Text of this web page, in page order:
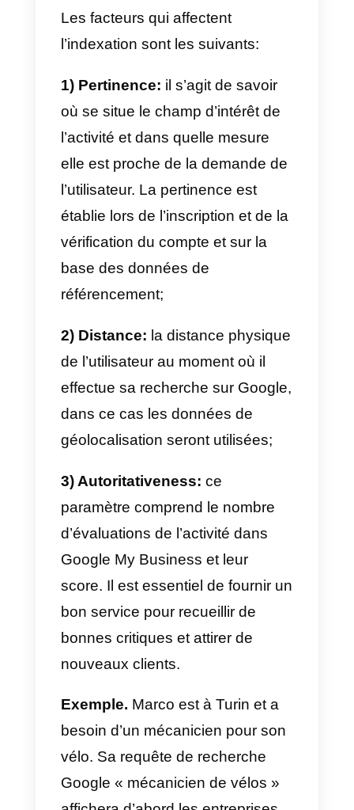
notamment dans les sections
pour toutes les entreprises
locales qui souhaitent
clients dans un lieu spécifique
ou offrir leurs services dans une
zone spécifique couverte par le
Google My Business est une
solution qui aide les gens
trouver des entreprises
confinées dans une région
géographique, sur la base de
entreprises vérifiées par Google
ont deux fois plus de chances de
bénéficier de la confiance des
consommateurs.
Peu à peu, Google tente d’offrir
ses utilisateurs directement
dans les pages de recherche
sans qu’ils aient à visiter un site
web particulier.